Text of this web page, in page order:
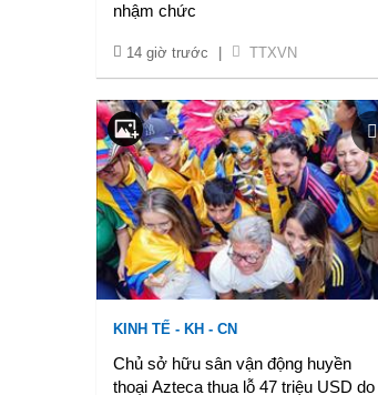
nhậm chức
14 giờ trước TTXVN
KINH TẾ - KH - CN
Chủ sở hữu sân vận động huyền
thoại Azteca thua lỗ 47 triệu USD do